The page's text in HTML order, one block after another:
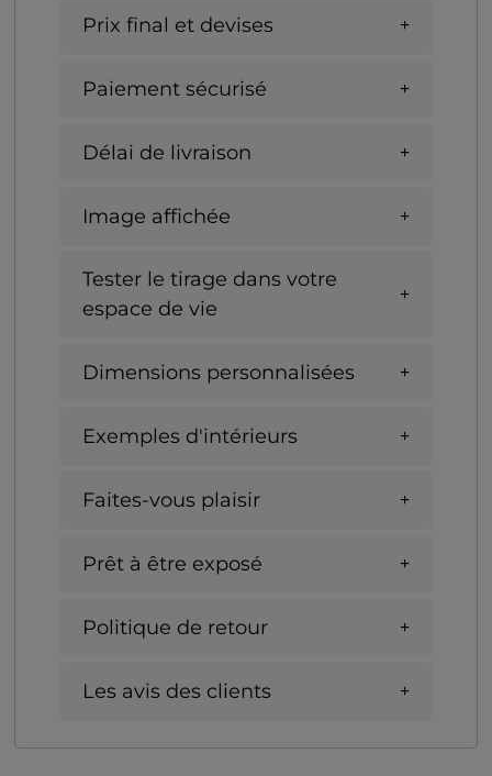
Prix final et devises
Paiement sécurisé
Délai de livraison
Image affichée
Tester le tirage dans votre
espace de vie
Dimensions personnalisées
Exemples d'intérieurs
Faites-vous plaisir
Prêt à être exposé
Politique de retour
Les avis des clients